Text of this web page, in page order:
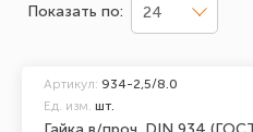
Показать по: 24
Артикул: 934-2,5/8.0
Ед. изм. шт.